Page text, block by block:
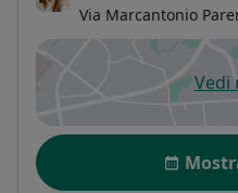
Via Marcantonio
Vedi
Disponibilità